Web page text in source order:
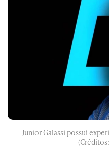
Junior Galassi possui